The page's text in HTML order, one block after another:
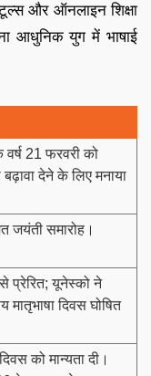
और ऑनलाइन शिक्षा
आधुनिक युग में भाषाई
वर्ष 21 फरवरी को
देने के लिए मनाया
जयंती समारोह।
प्रेरित; यूनेस्को ने
मातृभाषा दिवस घोषित
को मान्यता दी।